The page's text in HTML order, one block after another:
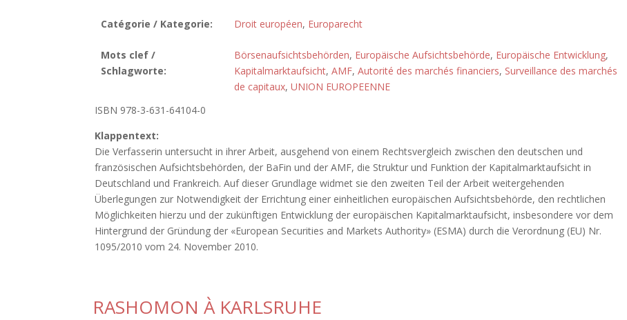
Catégorie / Kategorie: Droit européen, Europarecht
Mots clef /
Schlagworte:
Börsenaufsichtsbehörden, Europäische Aufsichtsbehörde, Europäische Entwicklung,
Kapitalmarktaufsicht, AMF, Autorité des marchés financiers, Surveillance des marchés
de capitaux, UNION EUROPEENNE
ISBN 978-3-631-64104-0
Klappentext:
Die Verfasserin untersucht in ihrer Arbeit, ausgehend von einem Rechtsvergleich zwischen den deutschen und
französischen Aufsichtsbehörden, der BaFin und der AMF, die Struktur und Funktion der Kapitalmarktaufsicht in
Deutschland und Frankreich. Auf dieser Grundlage widmet sie den zweiten Teil der Arbeit weitergehenden
Überlegungen zur Notwendigkeit der Errichtung einer einheitlichen europäischen Aufsichtsbehörde, den rechtlichen
Möglichkeiten hierzu und der zukünftigen Entwicklung der europäischen Kapitalmarktaufsicht, insbesondere vor dem
Hintergrund der Gründung der «European Securities and Markets Authority» (ESMA) durch die Verordnung (EU) Nr.
1095/2010 vom 24. November 2010.
RASHOMON À KARLSRUHE